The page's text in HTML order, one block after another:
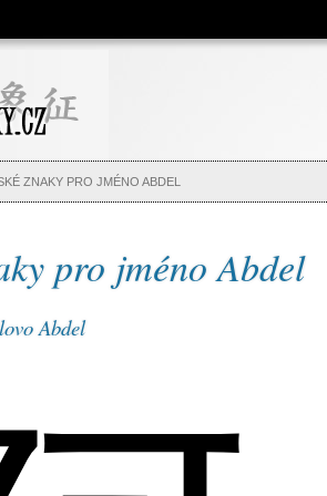
čínský
jména,
ZNAKY PRO JMÉNO ABDEL
pro jméno Abdel
Abdel